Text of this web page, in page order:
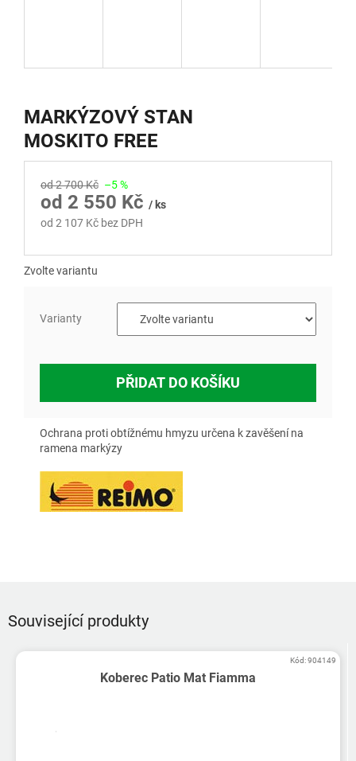
MARKÝZOVÝ STAN
MOSKITO FREE
od 2 700 Kč –5 %
od 2 550 Kč / ks
od 2 107 Kč bez DPH
Zvolte variantu
Varianty
PŘIDAT DO KOŠÍKU
Ochrana proti obtížnému hmyzu určena k zavěšení na
ramena markýzy
Související produkty
Koberec Patio Mat Fiamma
Kód:904149